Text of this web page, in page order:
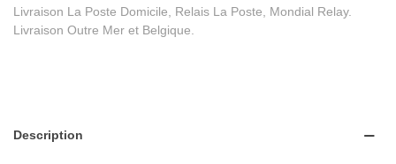
Livraison La Poste Domicile, Relais La Poste, Mondial Relay.
Livraison Outre Mer et Belgique.
Description